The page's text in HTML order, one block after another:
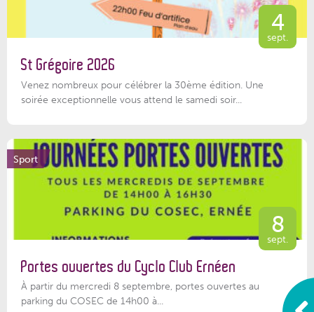
4
sept.
St Grégoire 2026
Venez nombreux pour célébrer la 30ème édition. Une
soirée exceptionnelle vous attend le samedi soir...
Sport
8
sept.
Portes ouvertes du Cyclo Club Ernéen
À partir du mercredi 8 septembre, portes ouvertes au
parking du COSEC de 14h00 à...